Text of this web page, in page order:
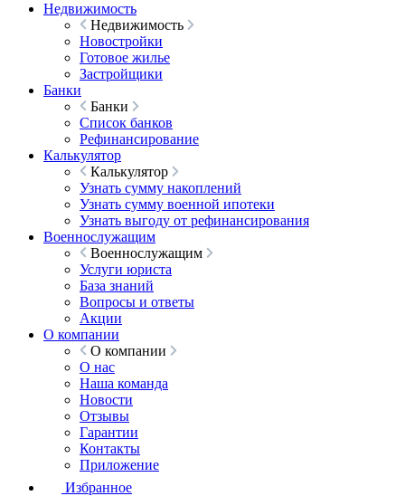
Недвижимость
Недвижимость
Новостройки
Готовое жилье
Застройщики
Банки
Банки
Список банков
Рефинансирование
Калькулятор
Калькулятор
Узнать сумму накоплений
Узнать сумму военной ипотеки
Узнать выгоду от рефинансирования
Военнослужащим
Военнослужащим
Услуги юриста
База знаний
Вопросы и ответы
Акции
О компании
О компании
О нас
Наша команда
Новости
Отзывы
Гарантии
Контакты
Приложение
Избранное